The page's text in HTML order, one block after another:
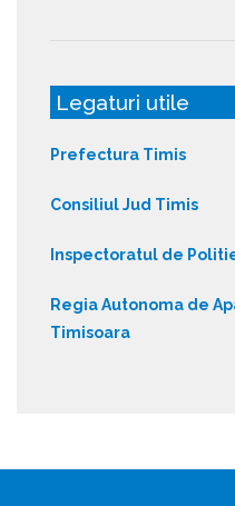
Legaturi utile
Prefectura Timis
Consiliul Jud Timis
Inspectoratul de
Regia Autonoma de
Timisoara